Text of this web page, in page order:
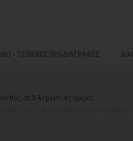
σε 3-8 εργάσιμες ημέρες.
ή καλοκαιρινών διακοπών, μπορεί